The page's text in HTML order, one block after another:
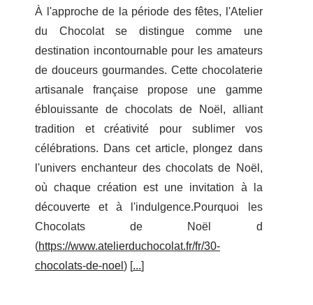
À l'approche de la période des fêtes, l'Atelier
du Chocolat se distingue comme une
destination incontournable pour les amateurs
de douceurs gourmandes. Cette chocolaterie
artisanale française propose une gamme
éblouissante de chocolats de Noël, alliant
tradition et créativité pour sublimer vos
célébrations. Dans cet article, plongez dans
l'univers enchanteur des chocolats de Noël,
où chaque création est une invitation à la
découverte et à l'indulgence.Pourquoi les
Chocolats de Noël d
(https://www.atelierduchocolat.fr/fr/30-
chocolats-de-noel ) [...]